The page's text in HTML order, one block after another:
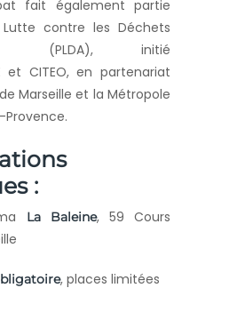
fait également partie
contre les Déchets
(PLDA), initié
et CITEO, en partenariat
Marseille et la Métropole
Provence.
:
La Baleine, 59 Cours
, places limitées